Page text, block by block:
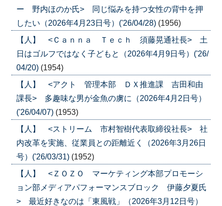
ー 野内ほのか氏> 同じ悩みを持つ女性の背中を押
したい（2026年4月23日号）('26/04/28) (1956)
【人】 <Ｃａｎｎａ Ｔｅｃｈ 須藤晃通社長> 土
日はゴルフではなく子どもと（2026年4月9日号）('26/
04/20) (1954)
【人】 <アクト 管理本部 ＤＸ推進課 吉田和由
課長> 多趣味な男が金魚の虜に（2026年4月2日号）
('26/04/07) (1953)
【人】 <ストリーム 市村智樹代表取締役社長> 社
内改革を実施、従業員との距離近く（2026年3月26日
号）('26/03/31) (1952)
【人】 <ＺＯＺＯ マーケティング本部プロモーシ
ョン部メディアパフォーマンスブロック 伊藤夕夏氏
> 最近好きなのは「東風戦」（2026年3月12日号）